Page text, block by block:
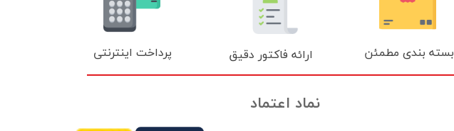
بسته بندی مطمئن ارائه فاکتور دقیق پرداخت اینترنتی
نماد اعتماد